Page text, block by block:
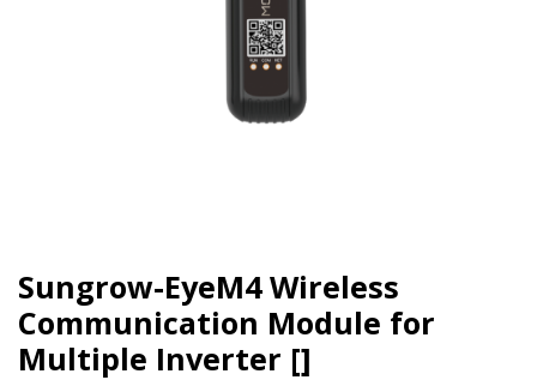
Sungrow-EyeM4 Wireless
Communication Module for
Multiple Inverter []